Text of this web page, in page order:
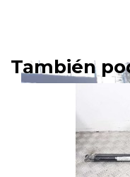
También